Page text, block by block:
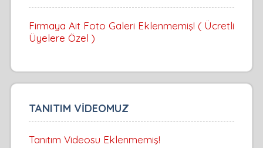
Firmaya Ait Foto Galeri Eklenmemiş! ( Ücretli
Üyelere Özel )
TANITIM VİDEOMUZ
Tanıtım Videosu Eklenmemiş!